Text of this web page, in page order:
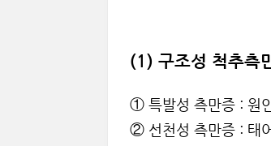
(1) 구조성 척추측
① 특발성 측만증 : 원
② 선천성 측만증 : 태